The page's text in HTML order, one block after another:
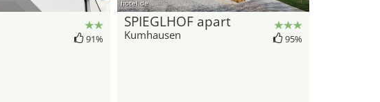
91%
hotel.de
SPIEGLHOF apart
Kumhausen 95%